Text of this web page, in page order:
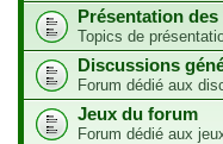
Présentation
Topics de
Discussions
Forum dédié aux
Jeux du forum
Forum dédié aux